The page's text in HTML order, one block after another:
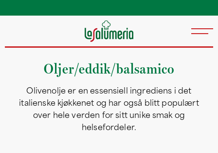
Oljer/eddik/balsamico
Olivenolje er en essensiell ingrediens i det
italienske kjøkkenet og har også blitt populært
over hele verden for sitt unike smak og
helsefordeler.